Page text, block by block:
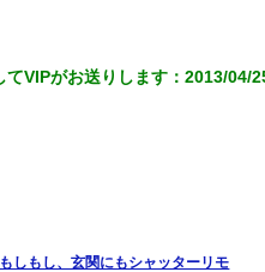
が本来の妻。許可なく結婚す
婚届を記入して持って来い」
」私のお腹を触ってほざく。
てVIPがお送りします ：2013/04/
しもし、玄関にもシャッターリモ